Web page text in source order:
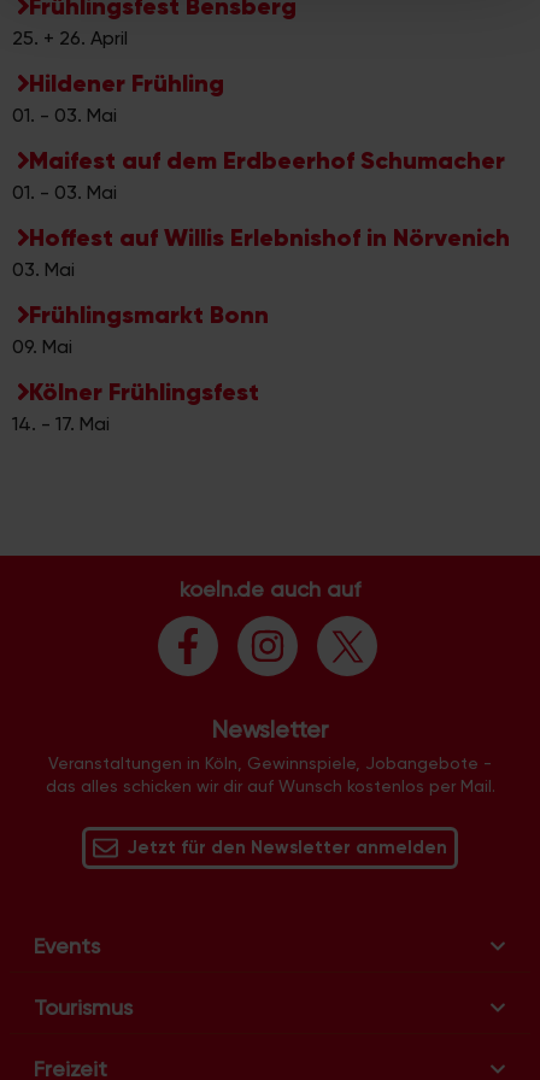
weiteren Daten zusammen, die Sie ihnen bereitgestellt
gesammelt haben.
Frühlingsfest Bensberg
25. + 26. April
Hildener Frühling
01. - 03. Mai
Maifest auf dem Erdbeerhof Schumacher
01. - 03. Mai
Hoffest auf Willis Erlebnishof in Nörvenich
03. Mai
Frühlingsmarkt Bonn
09. Mai
Kölner Frühlingsfest
14. - 17. Mai
koeln.de auch auf
Newsletter
Veranstaltungen in Köln, Gewinnspiele, Jobangebote -
das alles schicken wir dir auf Wunsch kostenlos per Mail.
Jetzt für den Newsletter anmelden
Events
Tourismus
Freizeit